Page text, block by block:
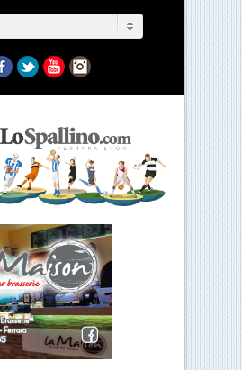
Facebook
TwitterYouTubeInstagram